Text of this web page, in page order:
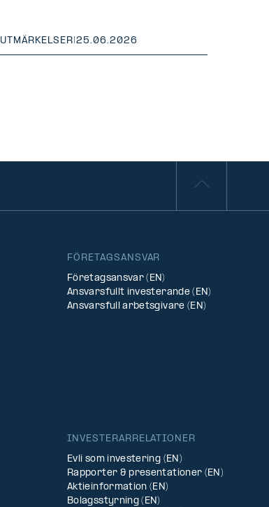
UTMÄRKELSER|25.06.2026
FÖRETAGSANSVAR
Företagsansvar (EN)
Ansvarsfullt investerande (EN)
Ansvarsfull arbetsgivare (EN)
INVESTERARRELATIONER
Evli som investering (EN)
Rapporter & presentationer (EN)
Aktieinformation (EN)
Bolagsstyrning (EN)